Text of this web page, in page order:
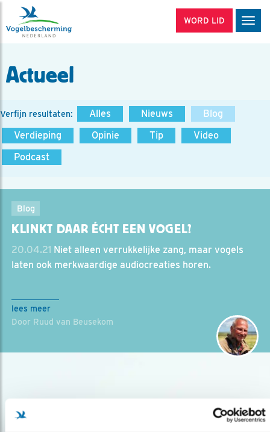
WORD LID
Actueel
Verfijn resultaten: Alles Nieuws
Blog
Verdieping
Opinie Tip
Video
Podcast
Blog
KLINKT DAAR ÉCHT EEN VOGEL?
20.04.21 Niet alleen verrukkelijke zang, maar vogels
laten ook merkwaardige audiocreaties horen.
lees meer
Door Ruud van Beusekom